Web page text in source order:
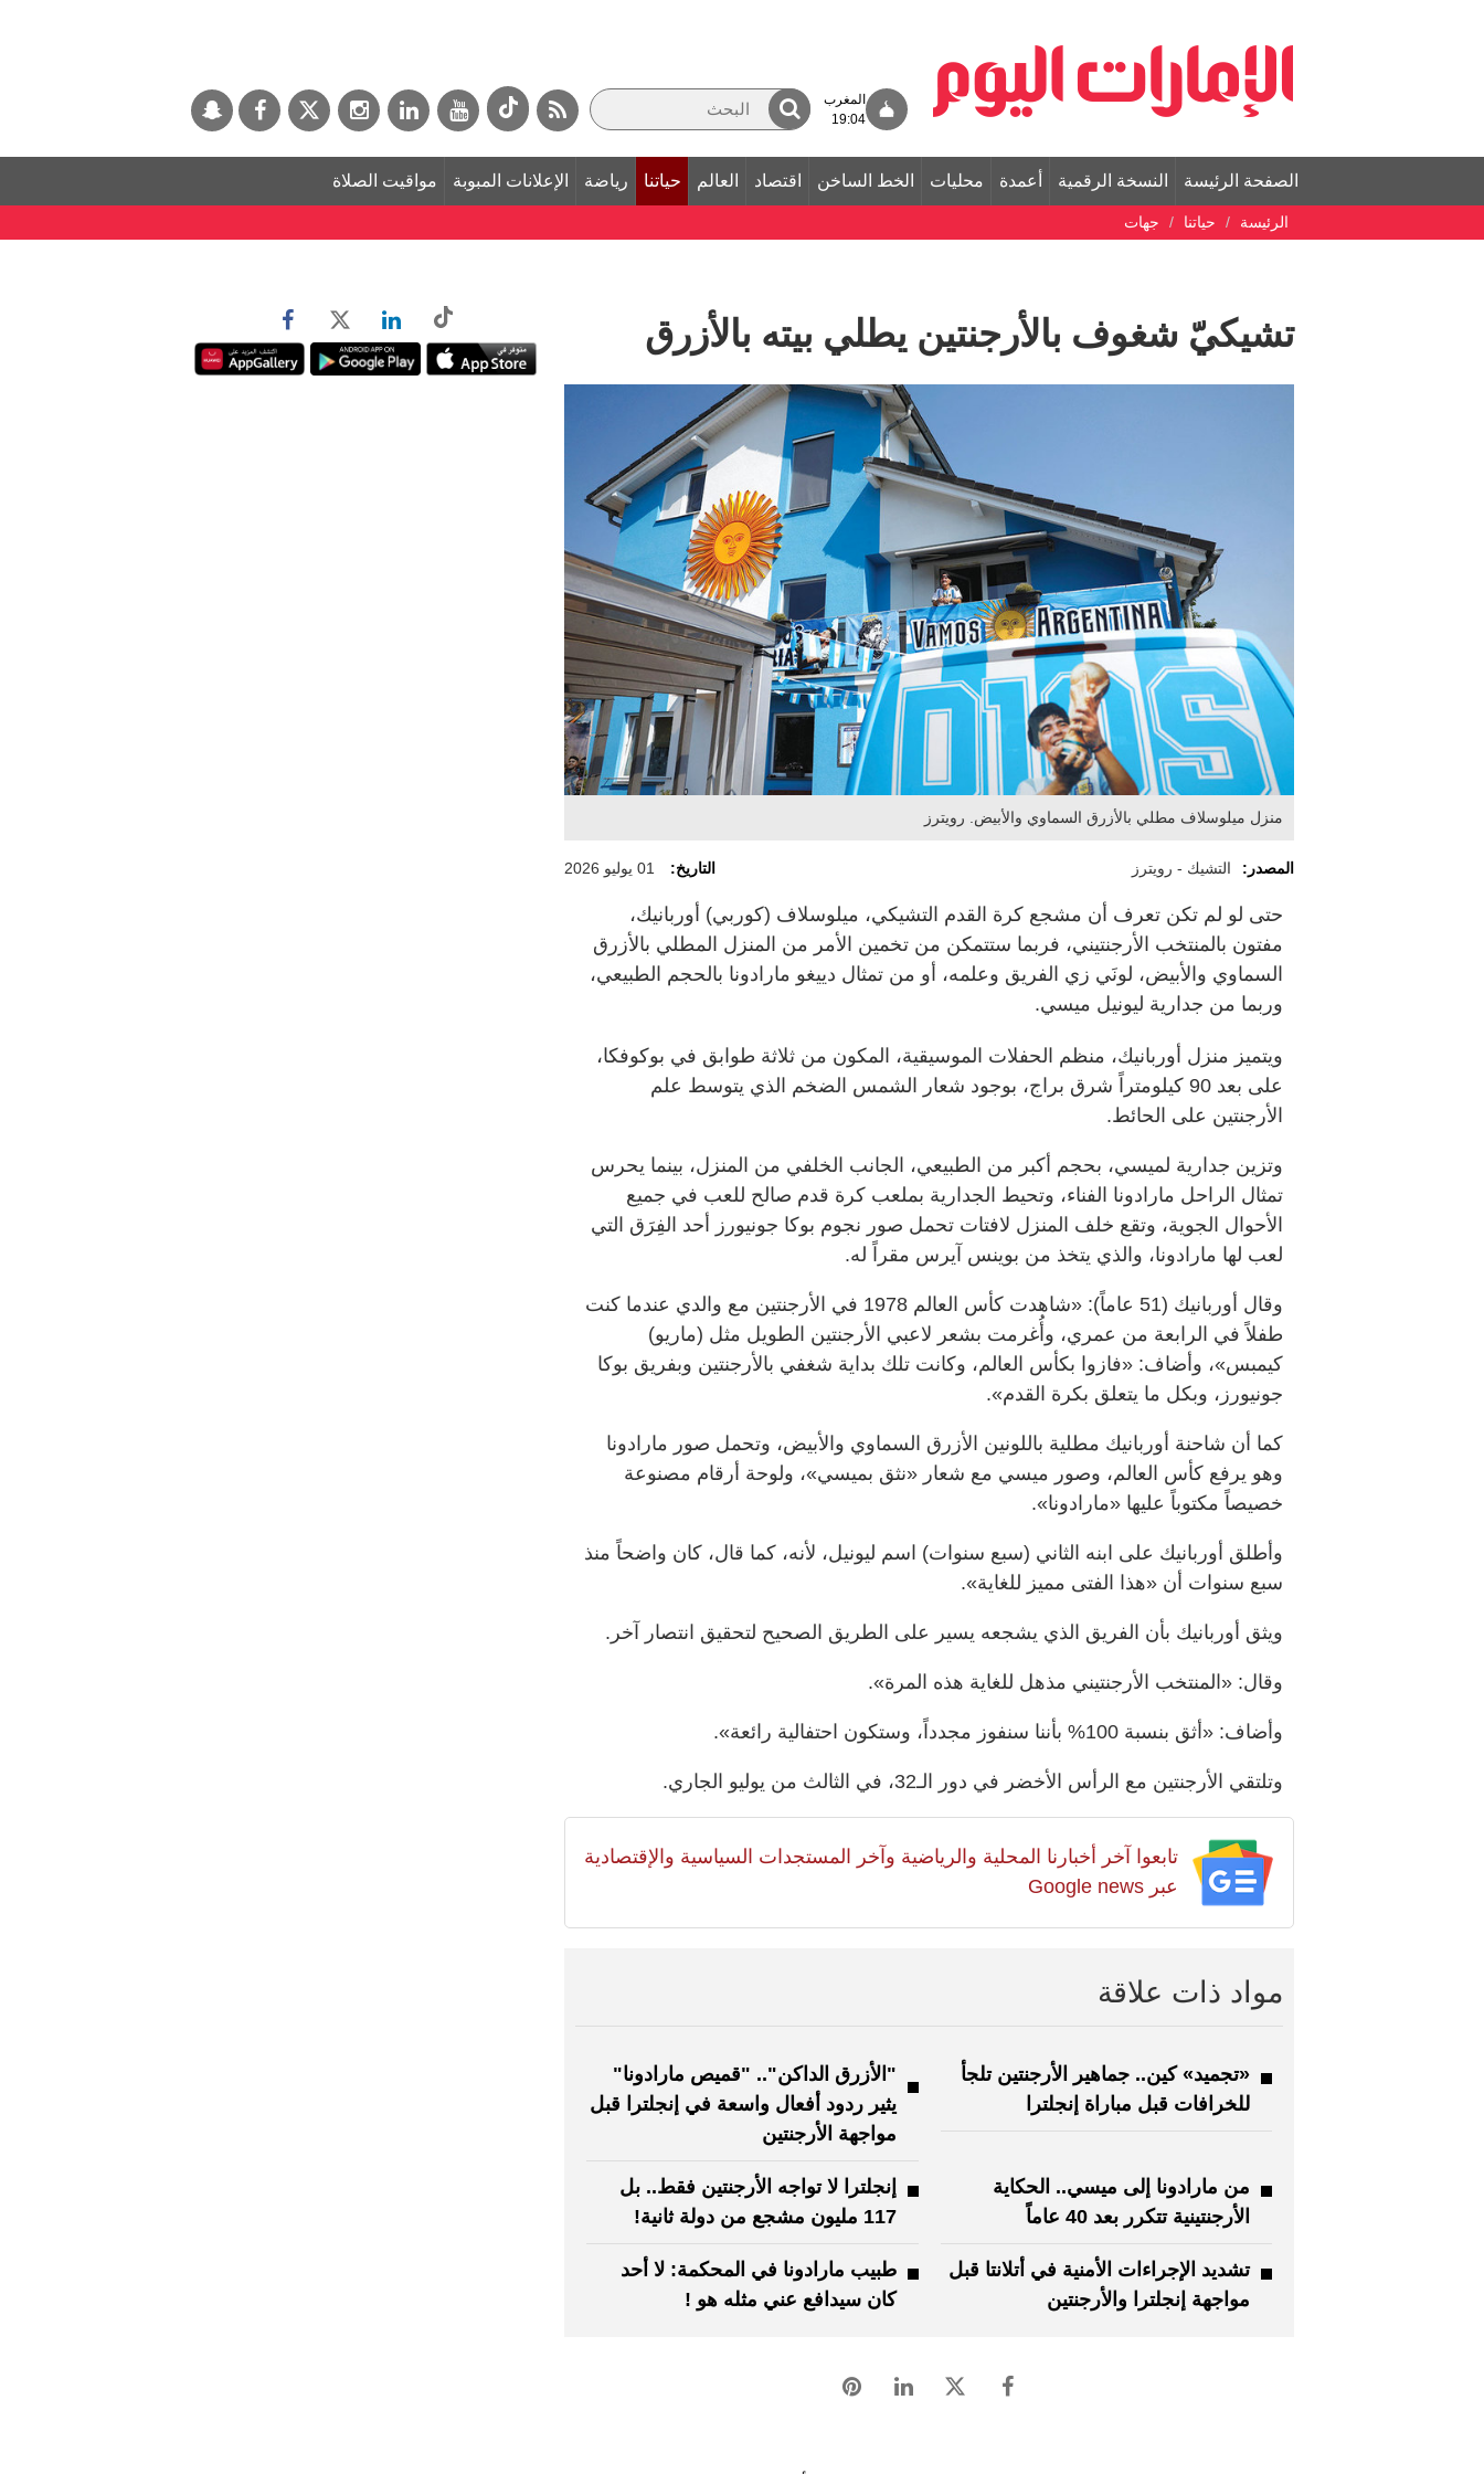
المغرب
19:04
الصفحة الرئيسة النسخة الرقمية أعمدة محليات الخط الساخن اقتصاد العالم حياتنا رياضة الإعلانات المبوبة مواقيت الصلاة
الرئيسة حياتنا جهات
تشيكيّ شغوف بالأرجنتين يطلي بيته بالأزرق
منزل ميلوسلاف مطلي بالأزرق السماوي والأبيض. رويترز
المصدر: التشيك - رويترز التاريخ: 01 يوليو 2026
حتى لو لم تكن تعرف أن مشجع ‌كرة ​القدم التشيكي، ميلوسلاف (كوربي) أوربانيك،
مفتون بالمنتخب الأرجنتيني، فربما ستتمكن من تخمين الأمر من المنزل المطلي بالأزرق
السماوي والأبيض، لونَي زي الفريق وعلمه، أو من تمثال دييغو مارادونا بالحجم الطبيعي،
وربما من جدارية ليونيل ميسي.
ويتميز منزل أوربانيك، منظم ⁠الحفلات الموسيقية، المكون من ثلاثة طوابق في بوكوفكا،
على بعد 90 كيلومتراً شرق براج، بوجود شعار الشمس الضخم الذي يتوسط علم
الأرجنتين على الحائط.
وتزين جدارية لميسي، بحجم أكبر من الطبيعي، الجانب الخلفي من المنزل، بينما يحرس
تمثال الراحل مارادونا الفناء، وتحيط الجدارية بملعب كرة قدم صالح للعب ‌في جميع
الأحوال الجوية، وتقع خلف المنزل ‌لافتات تحمل صور نجوم بوكا جونيورز أحد الفِرَق التي
‌لعب لها مارادونا، والذي ‌يتخذ من بوينس آيرس مقراً له.
وقال أوربانيك (51 عاماً): «شاهدت كأس العالم 1978 في ​الأرجنتين مع والدي عندما ‌كنت
طفلاً في ​الرابعة من عمري، وأُغرمت ⁠بشعر لاعبي الأرجنتين الطويل مثل (ماريو)
كيمبس»، وأضاف: «فازوا بكأس العالم، وكانت تلك بداية شغفي بالأرجنتين وبفريق بوكا
جونيورز، وبكل ما يتعلق بكرة ​القدم».
كما ⁠أن شاحنة ⁠أوربانيك مطلية باللونين الأزرق السماوي والأبيض، وتحمل صور مارادونا
وهو يرفع كأس العالم، وصور ميسي مع شعار «نثق بميسي»، ولوحة ⁠أرقام مصنوعة
خصيصاً مكتوباً عليها «مارادونا».
وأطلق أوربانيك على ابنه الثاني (سبع سنوات) اسم ليونيل، لأنه، كما قال، كان واضحاً منذ
سبع سنوات أن «هذا الفتى مميز للغاية».
ويثق أوربانيك بأن الفريق الذي يشجعه يسير على الطريق الصحيح لتحقيق انتصار آخر.
وقال: «المنتخب الأرجنتيني مذهل للغاية هذه المرة».
وأضاف: «أثق بنسبة 100% ​بأننا سنفوز مجدداً، وستكون احتفالية رائعة».
وتلتقي الأرجنتين مع الرأس الأخضر في دور الـ32، ​في الثالث من ‌يوليو الجاري.
تابعوا آخر أخبارنا المحلية والرياضية وآخر المستجدات السياسية والإقتصادية
عبر Google news
مواد ذات علاقة
«تجميد» كين.. جماهير الأرجنتين تلجأ
للخرافات قبل مباراة إنجلترا
"الأزرق الداكن".. "قميص مارادونا"
يثير ردود أفعال واسعة في إنجلترا قبل
مواجهة الأرجنتين
من مارادونا إلى ميسي.. الحكاية
الأرجنتينية تتكرر بعد 40 عاماً
إنجلترا لا تواجه الأرجنتين فقط.. بل
117 مليون مشجع من دولة ثانية!
تشديد الإجراءات الأمنية في أتلانتا قبل
مواجهة إنجلترا والأرجنتين
طبيب مارادونا في المحكمة: لا أحد
كان سيدافع عني مثله هو !